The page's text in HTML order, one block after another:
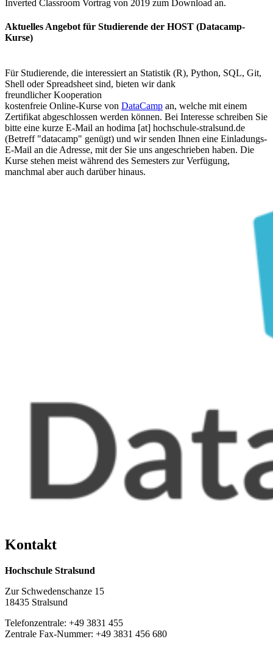
Inverted Classroom Vortrag von 2019 zum Download an.
Ak­tuelles Ange­bot für Studierende der HOST (Dat­a­camp-
Kurse)
Für Studierende, die interessiert an Statistik (R), Python, SQL, Git,
Shell oder Spreadsheet sind, bieten wir dank
freundlicher Kooperation
kostenfreie Online-Kurse von DataCamp an, welche mit einem
Zertifikat abgeschlossen werden können. Bei Interesse schreiben Sie
bitte eine kurze E-Mail an hodima [at] hochschule-stralsund.de
(Betreff "datacamp" genügt) und wir senden Ihnen eine Einladungs-
E-Mail an die Adresse, mit der Sie uns angeschrieben haben. Die
Kurse stehen meist während des Semesters zur Verfügung,
manchmal aber auch darüber hinaus.
Kon­takt
Hochschule Stralsund
Zur Schwedenschanze 15
18435 Stralsund
Telefonzentrale: +49 3831 455
Zentrale Fax-Nummer: +49 3831 456 680